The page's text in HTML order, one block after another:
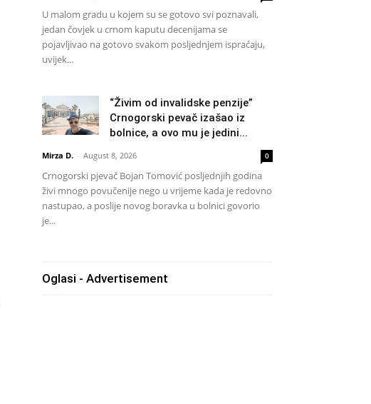
U malom gradu u kojem su se gotovo svi poznavali,
jedan čovjek u crnom kaputu decenijama se
pojavljivao na gotovo svakom posljednjem ispraćaju,
uvijek...
“Živim od invalidske penzije”
Crnogorski pevač izašao iz
bolnice, a ovo mu je jedini...
Mirza D. - August 8, 2026 0
Crnogorski pjevač Bojan Tomović posljednjih godina
živi mnogo povučenije nego u vrijeme kada je redovno
nastupao, a poslije novog boravka u bolnici govorio
je...
Oglasi - Advertisement